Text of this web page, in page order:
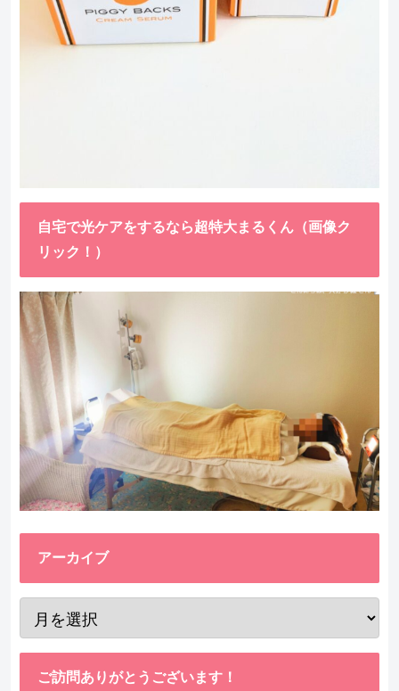
自宅で光ケアをするなら超特大まるくん（画像ク
リック！）
アーカイブ
ご訪問ありがとうございます！